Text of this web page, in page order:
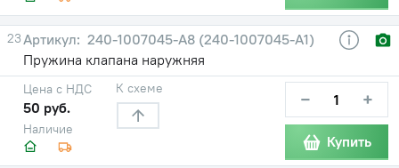
23
240-1007045-А8 (240-1007045-А1)
Пружина клапана наружняя
Наличие
Цена с НДС
50 руб.
К схеме − +
Купить